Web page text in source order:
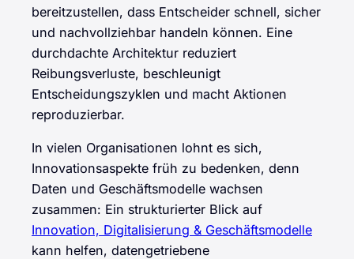
bereitzustellen, dass Entscheider schnell, sicher
und nachvollziehbar handeln können. Eine
durchdachte Architektur reduziert
Reibungsverluste, beschleunigt
Entscheidungszyklen und macht Aktionen
reproduzierbar.
In vielen Organisationen lohnt es sich,
Innovationsaspekte früh zu bedenken, denn
Daten und Geschäftsmodelle wachsen
zusammen: Ein strukturierter Blick auf
Innovation, Digitalisierung & Geschäftsmodelle
kann helfen, datengetriebene